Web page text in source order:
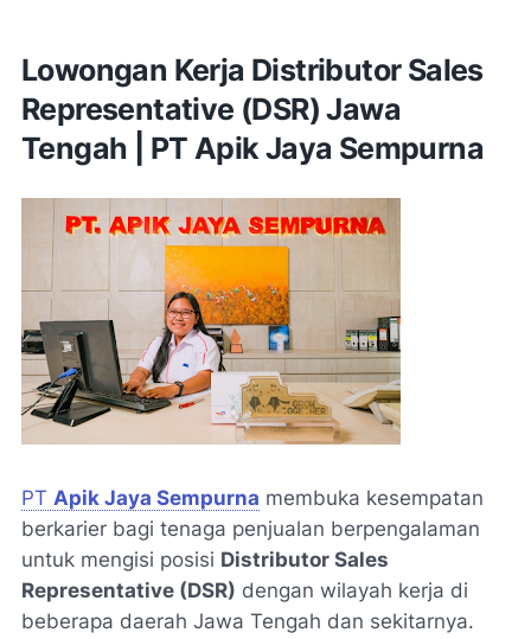
Lowongan Kerja Distributor Sales
Representative (DSR) Jawa
Tengah | PT Apik Jaya Sempurna
PT Apik Jaya Sempurna membuka kesempatan
berkarier bagi tenaga penjualan berpengalaman
untuk mengisi posisi Distributor Sales
Representative (DSR) dengan wilayah kerja di
beberapa daerah Jawa Tengah dan sekitarnya.